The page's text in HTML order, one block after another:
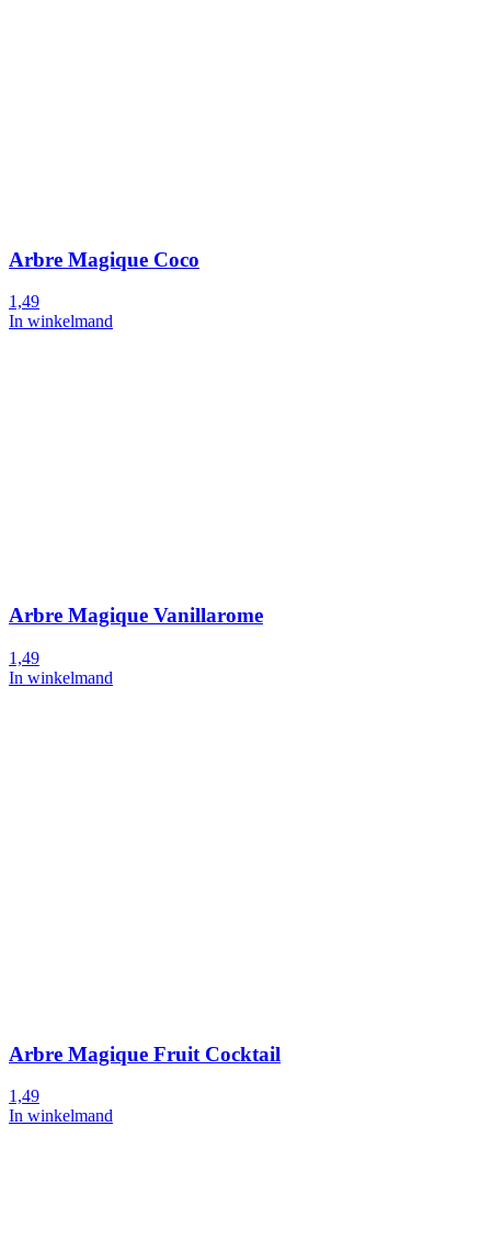
Arbre Magique Coco
1,49
In winkelmand
Arbre Magique Vanillarome
1,49
In winkelmand
Arbre Magique Fruit Cocktail
1,49
In winkelmand